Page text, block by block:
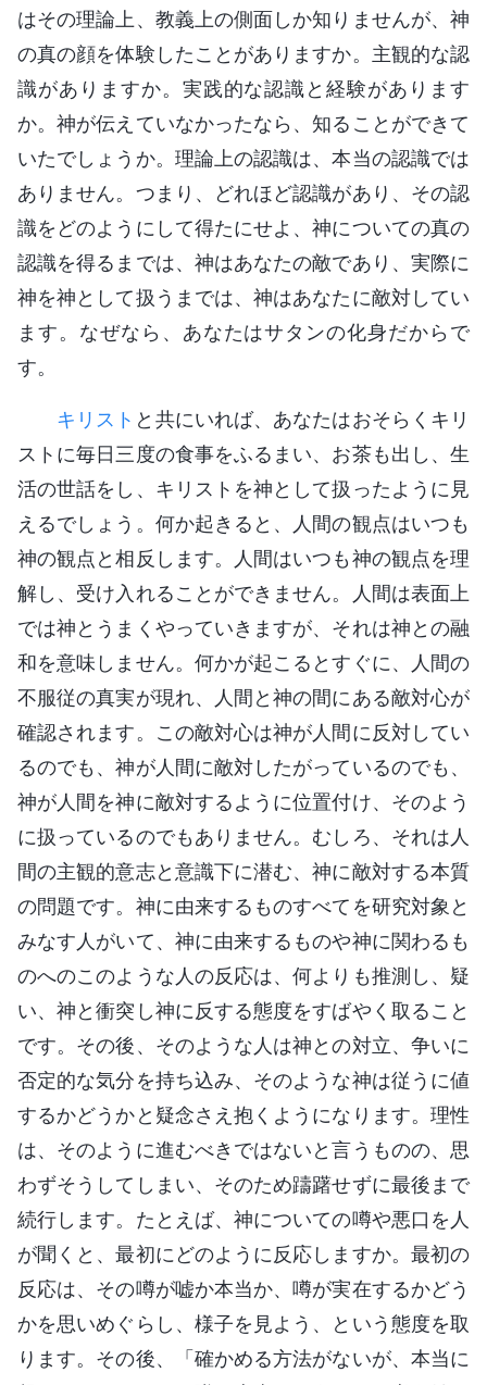
はその理論上、教義上の側面しか知りませんが、神
の真の顔を体験したことがありますか。主観的な認
識がありますか。実践的な認識と経験があります
か。神が伝えていなかったなら、知ることができて
いたでしょうか。理論上の認識は、本当の認識では
ありません。つまり、どれほど認識があり、その認
識をどのようにして得たにせよ、神についての真の
認識を得るまでは、神はあなたの敵であり、実際に
神を神として扱うまでは、神はあなたに敵対してい
ます。なぜなら、あなたはサタンの化身だからで
す。
キリスト と共にいれば、あなたはおそらくキリ
ストに毎日三度の食事をふるまい、お茶も出し、生
活の世話をし、キリストを神として扱ったように見
えるでしょう。何か起きると、人間の観点はいつも
神の観点と相反します。人間はいつも神の観点を理
解し、受け入れることができません。人間は表面上
では神とうまくやっていきますが、それは神との融
和を意味しません。何かが起こるとすぐに、人間の
不服従の真実が現れ、人間と神の間にある敵対心が
確認されます。この敵対心は神が人間に反対してい
るのでも、神が人間に敵対したがっているのでも、
神が人間を神に敵対するように位置付け、そのよう
に扱っているのでもありません。むしろ、それは人
間の主観的意志と意識下に潜む、神に敵対する本質
の問題です。神に由来するものすべてを研究対象と
みなす人がいて、神に由来するものや神に関わるも
のへのこのような人の反応は、何よりも推測し、疑
い、神と衝突し神に反する態度をすばやく取ること
です。その後、そのような人は神との対立、争いに
否定的な気分を持ち込み、そのような神は従うに値
するかどうかと疑念さえ抱くようになります。理性
は、そのように進むべきではないと言うものの、思
わずそうしてしまい、そのため躊躇せずに最後まで
続行します。たとえば、神についての噂や悪口を人
が聞くと、最初にどのように反応しますか。最初の
反応は、その噂が嘘か本当か、噂が実在するかどう
かを思いめぐらし、様子を見よう、という態度を取
ります。その後、「確かめる方法がないが、本当に